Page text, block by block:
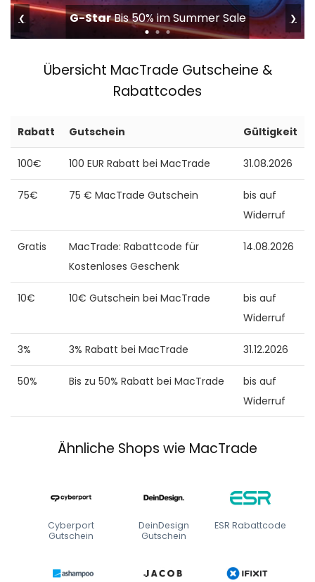
G-StarBis 50% im Summer Sale
❮ ❯
Übersicht MacTrade Gutscheine &
Rabattcodes
Rabatt Gutschein Gültigkeit
100€ 100 EUR Rabatt bei MacTrade 31.08.2026
75€ 75 € MacTrade Gutschein
bis auf
Widerruf
Gratis
MacTrade: Rabattcode für
Kostenloses Geschenk
14.08.2026
10€ 10€ Gutschein bei MacTrade
bis auf
Widerruf
3% 3% Rabatt bei MacTrade 31.12.2026
50% Bis zu 50% Rabatt bei MacTrade
bis auf
Widerruf
Ähnliche Shops wie MacTrade
Cyberport
Gutschein
DeinDesign
Gutschein
ESR Rabattcode